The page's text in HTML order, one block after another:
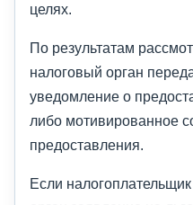
целях.
По результатам
налоговый орган
уведомление о
либо мотивированное
предоставления.
Если